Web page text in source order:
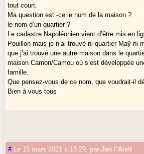
tout court.
Ma question est -ce le nom de la maison ?
le nom d’un quartier ?
Le cadastre Napoléonien vient d’être mis en
Pouillon mais je n’ai trouvé ni quartier Maÿ ni
que j’ai trouvé une autre maison dans le
maison Camon/Camou où s’est développée
famille.
Que pensez-vous de ce nom, que voudrait-il
Bien à vous tous
# Le 15 mars 2021 à 16:29 parJan l’Aisit